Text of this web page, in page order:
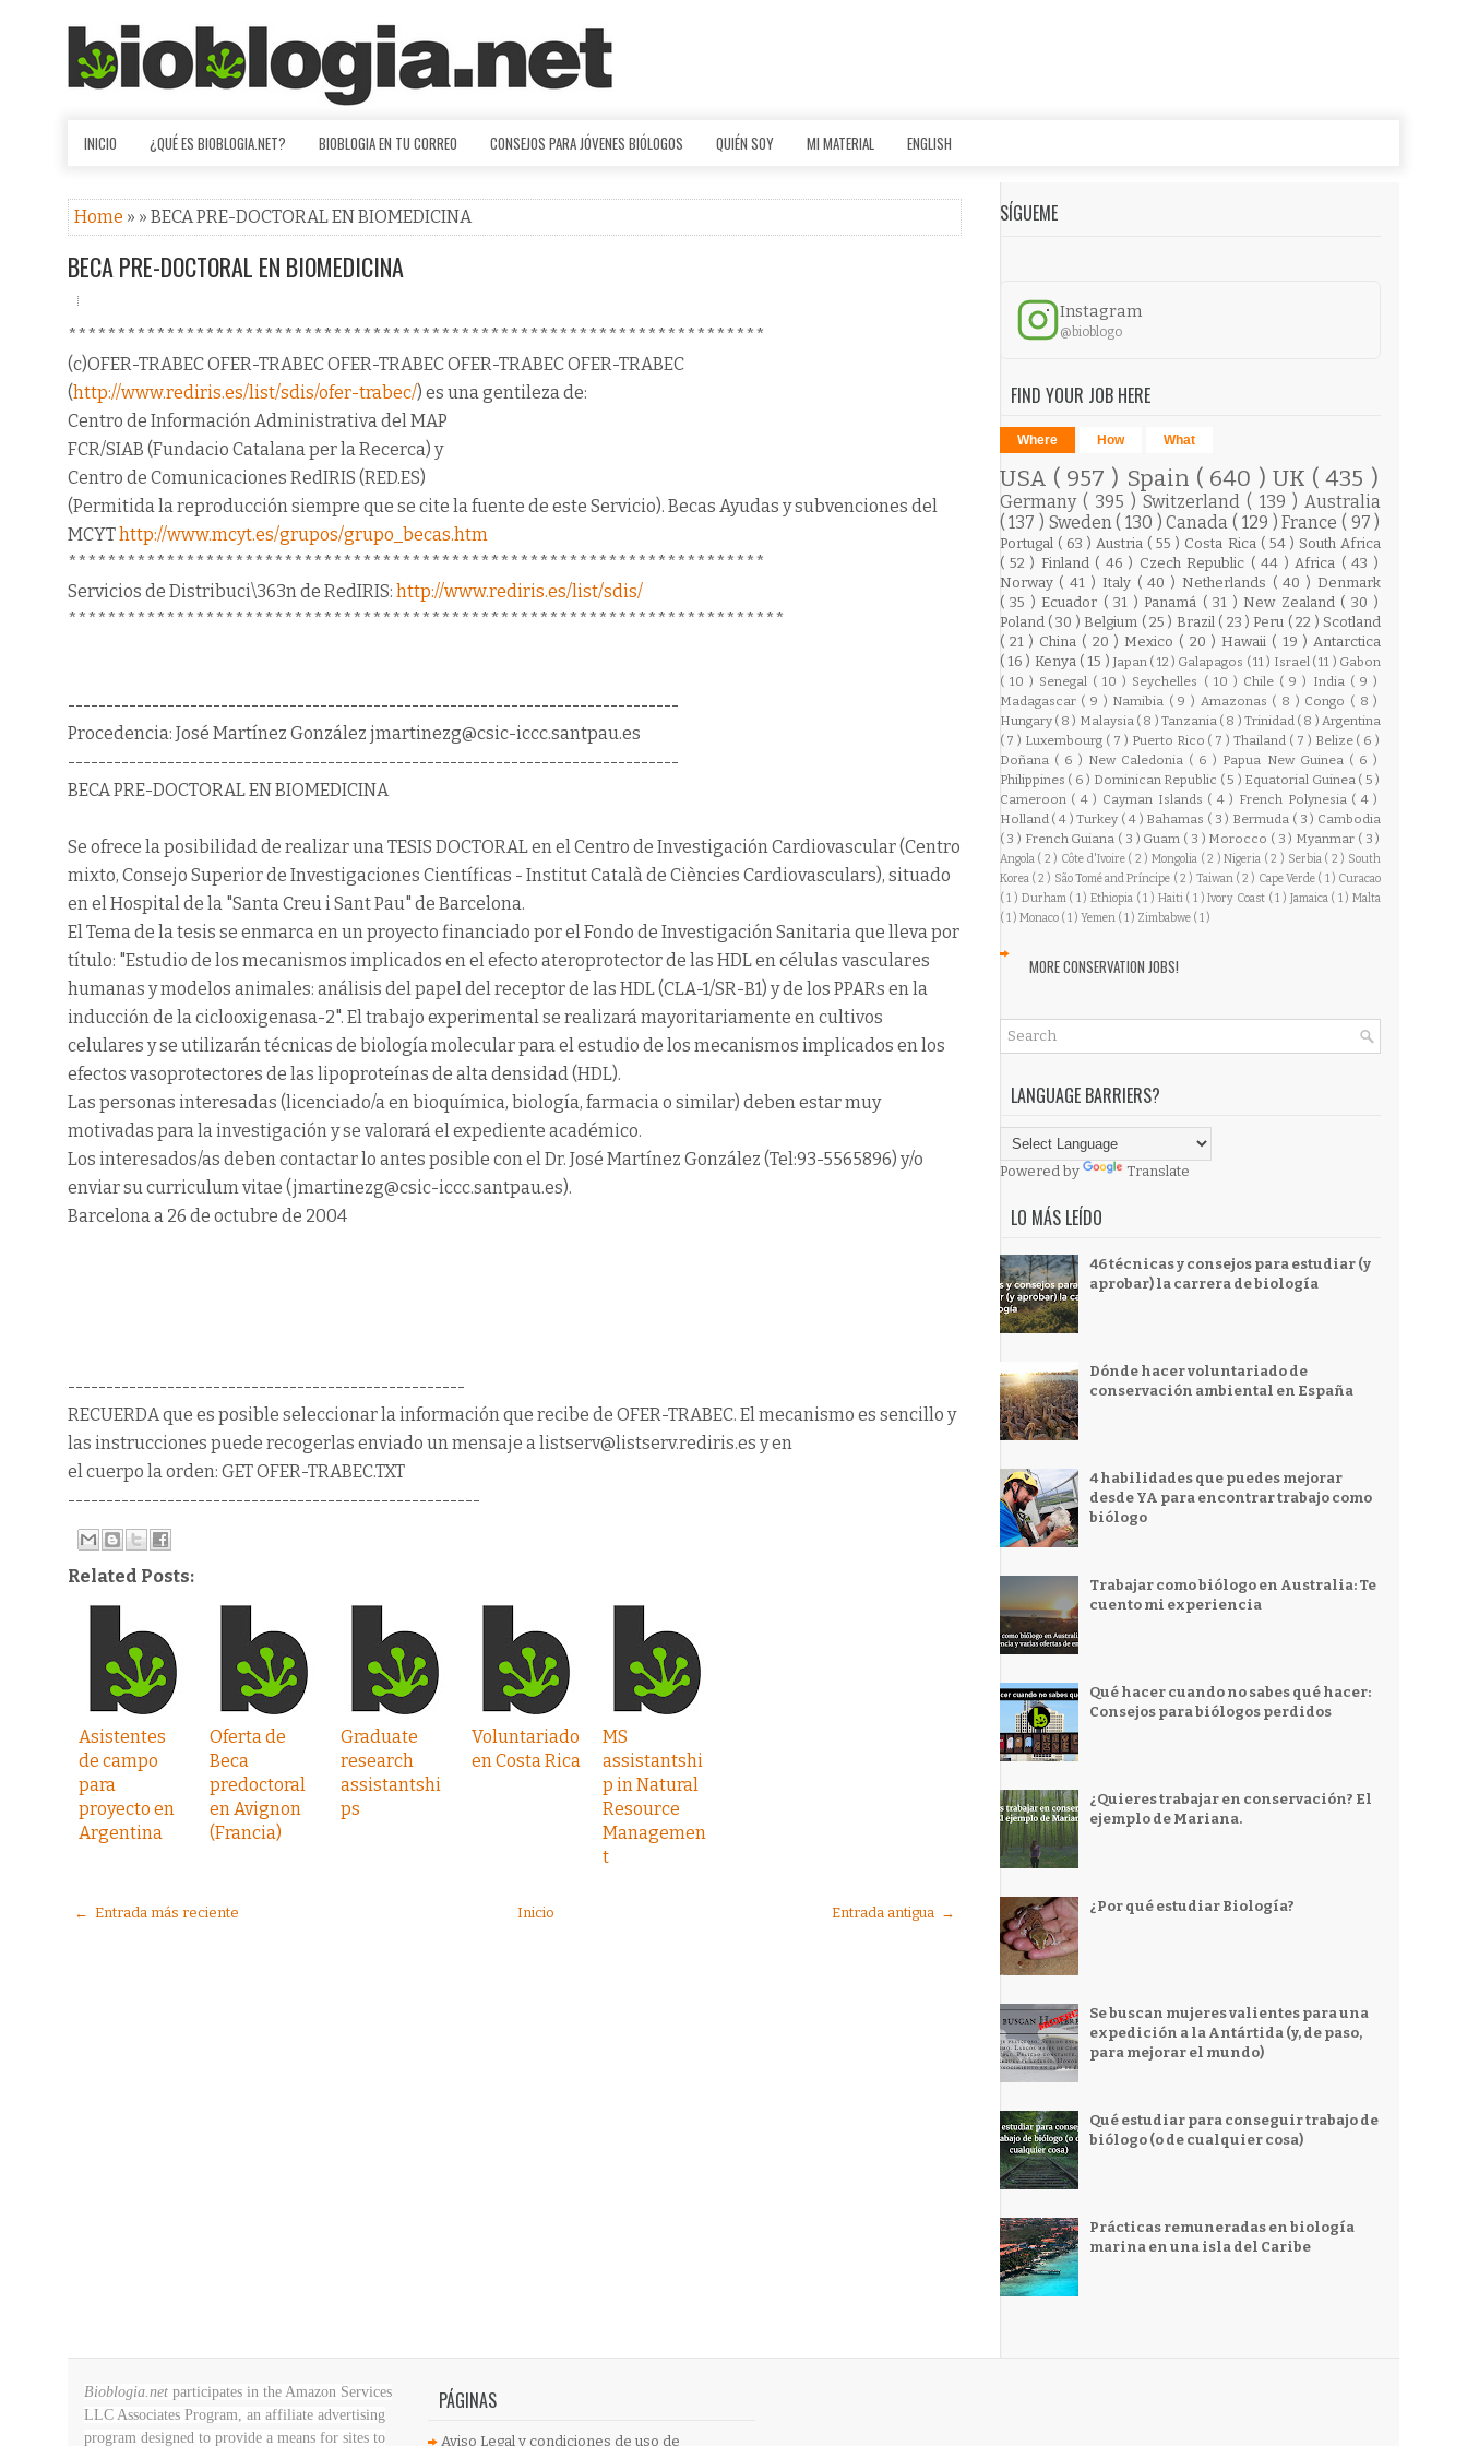
INICIO ¿QUÉ ES BIOBLOGIA.NET? BIOBLOGIA EN TU CORREO CONSEJOS PARA JÓVENES BIÓLOGOS QUIÉN SOY MI MATERIAL ENGLISH
Home » » BECA PRE-DOCTORAL EN BIOMEDICINA
BECA PRE-DOCTORAL EN BIOMEDICINA
***********************************************************************
(c)OFER-TRABEC OFER-TRABEC OFER-TRABEC OFER-TRABEC OFER-TRABEC
(http://www.rediris.es/list/sdis/ofer-trabec/) es una gentileza de:
Centro de Información Administrativa del MAP
FCR/SIAB (Fundacio Catalana per la Recerca) y
Centro de Comunicaciones RedIRIS (RED.ES)
(Permitida la reproducción siempre que se cite la fuente de este Servicio). Becas Ayudas y subvenciones del
MCYThttp://www.mcyt.es/grupos/grupo_becas.htm
***********************************************************************
Servicios de Distribuci\363n de RedIRIS: http://www.rediris.es/list/sdis/
*************************************************************************
--------------------------------------------------------------------------------
Procedencia: José Martínez González jmartinezg@csic-iccc.santpau.es
--------------------------------------------------------------------------------
BECA PRE-DOCTORAL EN BIOMEDICINA
Se ofrece la posibilidad de realizar una TESIS DOCTORAL en el Centro de Investigación Cardiovascular (Centro
mixto, Consejo Superior de Investigaciones Científicas - Institut Català de Ciències Cardiovasculars), situado
en el Hospital de la "Santa Creu i Sant Pau" de Barcelona.
El Tema de la tesis se enmarca en un proyecto financiado por el Fondo de Investigación Sanitaria que lleva por
título: "Estudio de los mecanismos implicados en el efecto ateroprotector de las HDL en células vasculares
humanas y modelos animales: análisis del papel del receptor de las HDL (CLA-1/SR-B1) y de los PPARs en la
inducción de la ciclooxigenasa-2". El trabajo experimental se realizará mayoritariamente en cultivos
celulares y se utilizarán técnicas de biología molecular para el estudio de los mecanismos implicados en los
efectos vasoprotectores de las lipoproteínas de alta densidad (HDL).
Las personas interesadas (licenciado/a en bioquímica, biología, farmacia o similar) deben estar muy
motivadas para la investigación y se valorará el expediente académico.
Los interesados/as deben contactar lo antes posible con el Dr. José Martínez González (Tel:93-5565896) y/o
enviar su curriculum vitae (jmartinezg@csic-iccc.santpau.es).
Barcelona a 26 de octubre de 2004
----------------------------------------------------
RECUERDA que es posible seleccionar la información que recibe de OFER-TRABEC. El mecanismo es sencillo y
las instrucciones puede recogerlas enviado un mensaje a listserv@listserv.rediris.es y en
el cuerpo la orden: GET OFER-TRABEC.TXT
------------------------------------------------------
Related Posts:
Asistentes
de campo
para
proyecto en
Argentina
Oferta de
Beca
predoctoral
en Avignon
(Francia)
Graduate
research
assistantshi
ps
Voluntariado
en Costa Rica
MS
assistantshi
p in Natural
Resource
Managemen
t
← Entrada más reciente Entrada antigua →
Inicio
SÍGUEME
Instagram
@bioblogo
FIND YOUR JOB HERE
Where How What
USA ( 957 ) Spain ( 640 ) UK ( 435 )
Germany ( 395 )Switzerland( 139 )Australia
( 137 ) Sweden( 130 )Canada( 129 )France ( 97 )
Portugal ( 63 ) Austria ( 55 ) Costa Rica ( 54 ) South Africa
( 52 ) Finland ( 46 ) Czech Republic ( 44 )Africa ( 43 )
Norway ( 41 ) Italy ( 40 ) Netherlands ( 40 ) Denmark
( 35 ) Ecuador ( 31 ) Panamá ( 31 ) New Zealand ( 30 )
Poland ( 30 ) Belgium ( 25 ) Brazil ( 23 ) Peru ( 22 ) Scotland
( 21 ) China ( 20 ) Mexico ( 20 ) Hawaii ( 19 )Antarctica
( 16 ) Kenya ( 15 ) Japan ( 12 ) Galapagos ( 11 ) Israel ( 11 ) Gabon
( 10 ) Senegal ( 10 ) Seychelles ( 10 ) Chile ( 9 ) India ( 9 )
Madagascar ( 9 ) Namibia ( 9 ) Amazonas ( 8 ) Congo ( 8 )
Hungary ( 8 ) Malaysia ( 8 ) Tanzania ( 8 ) Trinidad ( 8 )Argentina
( 7 ) Luxembourg ( 7 ) Puerto Rico ( 7 )Thailand ( 7 ) Belize ( 6 )
Doñana ( 6 ) New Caledonia ( 6 ) Papua New Guinea ( 6 )
Philippines ( 6 ) Dominican Republic ( 5 ) Equatorial Guinea ( 5 )
Cameroon ( 4 ) Cayman Islands ( 4 ) French Polynesia ( 4 )
Holland ( 4 )Turkey ( 4 ) Bahamas ( 3 ) Bermuda ( 3 ) Cambodia
( 3 ) French Guiana ( 3 ) Guam ( 3 ) Morocco ( 3 ) Myanmar ( 3 )
Angola ( 2 ) Côte d'Ivoire ( 2 ) Mongolia ( 2 )Nigeria ( 2 ) Serbia ( 2 ) South
Korea ( 2 ) São Tomé and Príncipe ( 2 ) Taiwan ( 2 ) Cape Verde ( 1 ) Curacao
( 1 ) Durham ( 1 )Ethiopia ( 1 ) Haiti ( 1 )Ivory Coast ( 1 ) Jamaica ( 1 )Malta
( 1 ) Monaco ( 1 ) Yemen ( 1 ) Zimbabwe ( 1 )
MORE CONSERVATION JOBS!
LANGUAGE BARRIERS?
Powered by Translate
LO MÁS LEÍDO
46 técnicas y consejos para estudiar (y
aprobar) la carrera de biología
Dónde hacer voluntariado de
conservación ambiental en España
4 habilidades que puedes mejorar
desde YA para encontrar trabajo como
biólogo
Trabajar como biólogo en Australia: Te
cuento mi experiencia
Qué hacer cuando no sabes qué hacer:
Consejos para biólogos perdidos
¿Quieres trabajar en conservación? El
ejemplo de Mariana.
¿Por qué estudiar Biología?
Se buscan mujeres valientes para una
expedición a la Antártida (y, de paso,
para mejorar el mundo)
Qué estudiar para conseguir trabajo de
biólogo (o de cualquier cosa)
Prácticas remuneradas en biología
marina en una isla del Caribe
Bioblogia.net participates in the Amazon Services
LLC Associates Program, an affiliate advertising
program designed to provide a means for sites to
PÁGINAS
Aviso Legal y condiciones de uso de